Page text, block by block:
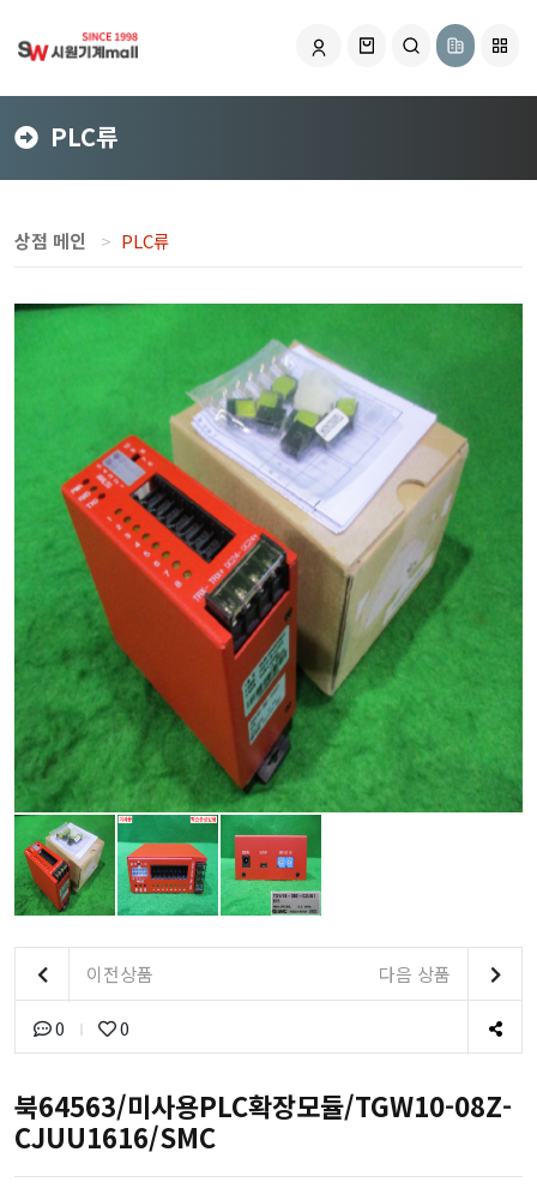
PLC류
상점 메인 PLC류
이전상품 다음 상품
0 0
북64563/미사용PLC확장모듈/TGW10-08Z-
CJUU1616/SMC